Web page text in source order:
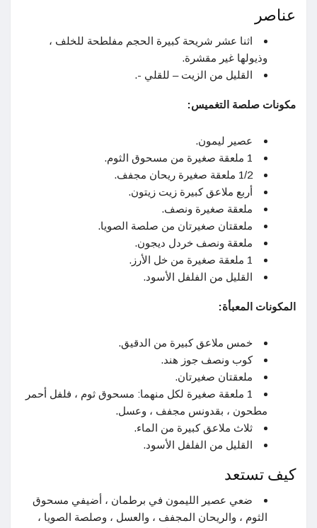
عناصر
اثنا عشر شريحة كبيرة الحجم مفلطحة للخلف ،
وذيولها غير مقشرة.
القليل من الزيت – للقلي -.
مكونات صلصة التغميس:
عصير ليمون.
1 ملعقة صغيرة من مسحوق الثوم.
1/2 ملعقة صغيرة ريحان مجفف.
أربع ملاعق كبيرة زيت زيتون.
ملعقة صغيرة ونصف.
ملعقتان صغيرتان من صلصة الصويا.
ملعقة ونصف خردل ديجون.
1 ملعقة صغيرة من خل الأرز.
القليل من الفلفل الأسود.
المكونات المعبأة:
خمس ملاعق كبيرة من الدقيق.
كوب ونصف جوز هند.
ملعقتان صغيرتان.
1 ملعقة صغيرة لكل منهما: مسحوق ثوم ، فلفل أحمر
مطحون ، بقدونس مجفف ، وعسل.
ثلاث ملاعق كبيرة من الماء.
القليل من الفلفل الأسود.
كيف تستعد
ضعي عصير الليمون في برطمان ، أضيفي مسحوق
الثوم ، والريحان المجفف ، والعسل ، وصلصة الصويا ،